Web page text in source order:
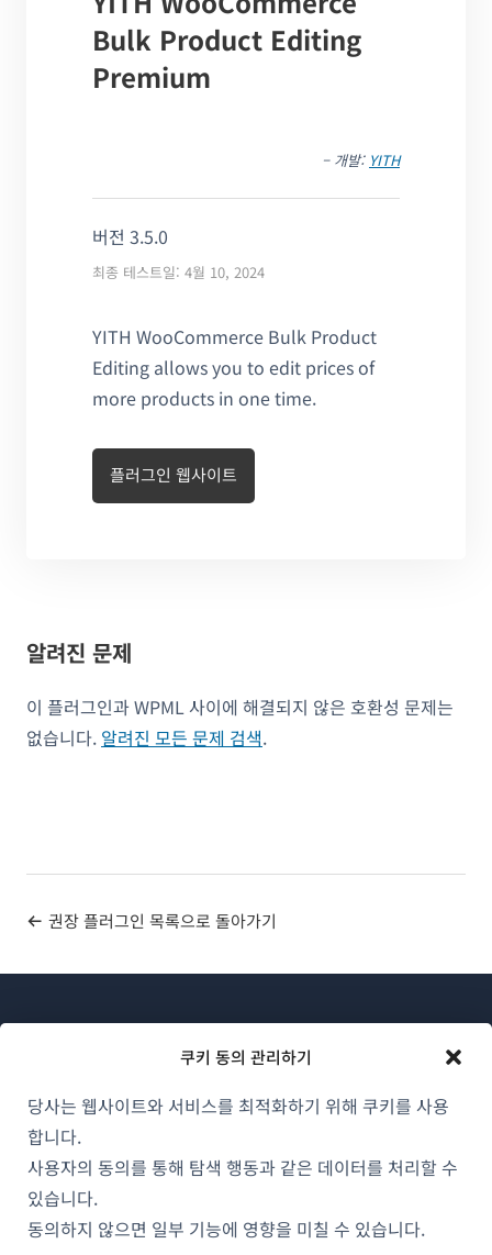
쿠키 동의 관리하기
당사는 웹사이트와 서비스를 최적화하기 위해 쿠키를 사용
합니다.
사용자의 동의를 통해 탐색 행동과 같은 데이터를 처리할 수
있습니다.
동의하지 않으면 일부 기능에 영향을 미칠 수 있습니다.
Bulk Product Editing
Premium
– 개발: YITH
버전 3.5.0
최종 테스트일: 4월 10, 2024
YITH WooCommerce Bulk Product
Editing allows you to edit prices of
more products in one time.
플러그인 웹사이트
알려진 문제
이 플러그인과 WPML 사이에 해결되지 않은 호환성 문제는
없습니다. 알려진 모든 문제 검색.
권장 플러그인 목록으로 돌아가기
WPML 소개
GDPR 및 개인정보 처리방침
창
(새 (새 (새